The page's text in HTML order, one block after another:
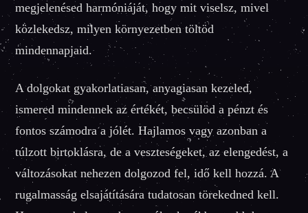
megjelenésed harmóniáját, hogy mit viselsz, mivel
közlekedsz, milyen környezetben töltöd
mindennapjaid.
A dolgokat gyakorlatiasan, anyagiasan kezeled,
ismered mindennek az értékét, becsülöd a pénzt és
fontos számodra a jólét. Hajlamos vagy azonban a
túlzott birtoklásra, de a veszteségeket, az elengedést, a
változásokat nehezen dolgozod fel, idő kell hozzá. A
rugalmasság elsajátítására tudatosan törekedned kell.